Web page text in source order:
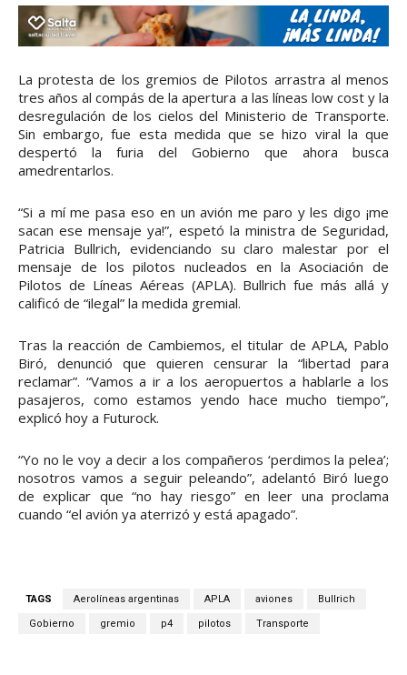
La protesta de los gremios de Pilotos arrastra al menos
tres años al compás de la apertura a las líneas low cost y la
desregulación de los cielos del Ministerio de Transporte.
Sin embargo, fue esta medida que se hizo viral la que
despertó la furia del Gobierno que ahora busca
amedrentarlos.
“Si a mí me pasa eso en un avión me paro y les digo ¡me
sacan ese mensaje ya!”, espetó la ministra de Seguridad,
Patricia Bullrich, evidenciando su claro malestar por el
mensaje de los pilotos nucleados en la Asociación de
Pilotos de Líneas Aéreas (APLA). Bullrich fue más allá y
calificó de “ilegal” la medida gremial.
Tras la reacción de Cambiemos, el titular de APLA, Pablo
Biró, denunció que quieren censurar la “libertad para
reclamar”. “Vamos a ir a los aeropuertos a hablarle a los
pasajeros, como estamos yendo hace mucho tiempo”,
explicó hoy a Futurock.
“Yo no le voy a decir a los compañeros ‘perdimos la pelea’;
nosotros vamos a seguir peleando”, adelantó Biró luego
de explicar que “no hay riesgo” en leer una proclama
cuando “el avión ya aterrizó y está apagado”.
TAGS Aerolíneas argentinas APLA aviones Bullrich
Gobierno gremio p4 pilotos Transporte